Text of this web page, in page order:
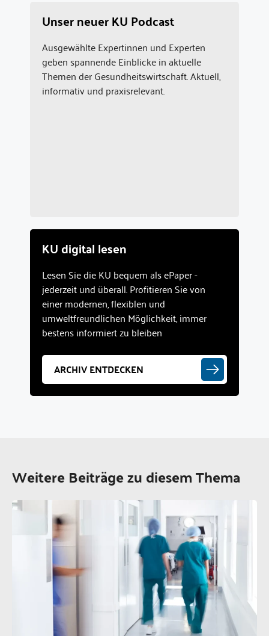
Unser neuer KU Podcast
Ausgewählte Expertinnen und Experten
geben spannende Einblicke in aktuelle
Themen der Gesundheitswirtschaft. Aktuell,
informativ und praxisrelevant.
KU digital lesen
Lesen Sie die KU bequem als ePaper -
jederzeit und überall. Profitieren Sie von
einer modernen, flexiblen und
umweltfreundlichen Möglichkeit, immer
bestens informiert zu bleiben
ARCHIV ENTDECKEN
Weitere Beiträge zu diesem Thema